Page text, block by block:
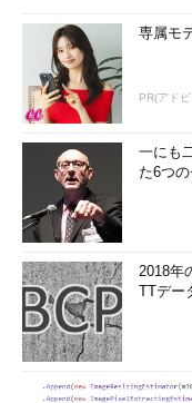
専属モ
PR(アド
一にも
た6つ
2018年
TTデー